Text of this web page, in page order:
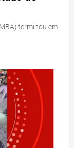
terminou em